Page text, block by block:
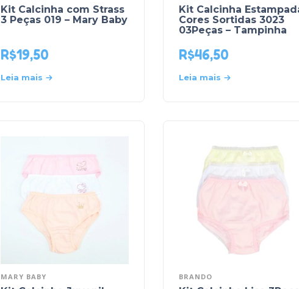
Kit Calcinha com Strass
3 Peças 019 – Mary Baby
R$19,50
Leia mais
Kit Calcinha
Cores Sortidas 3023
03Peças – Tampinha
R$46,50
Leia mais
MARY BABY BRANDO